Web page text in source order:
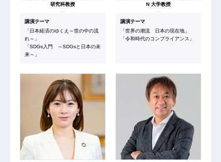
研究科教授
講演テーマ
「日本経済のゆくえ～世の中の流
れ～」
「SDGs入門 ～SDGsと日本の未
来～」
N 大学教授
講演テーマ
「世界の潮流 日本の現在地」
「令和時代のコンプライアンス」